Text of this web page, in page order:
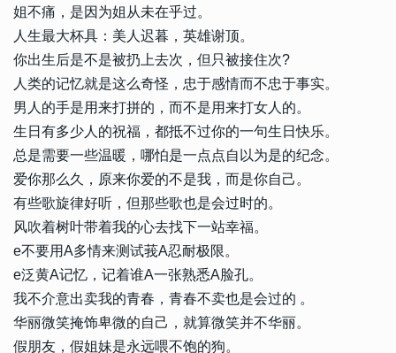
姐不痛，是因为姐从未在乎过。
人生最大杯具：美人迟暮，英雄谢顶。
你出生后是不是被扔上去次，但只被接住次?
人类的记忆就是这么奇怪，忠于感情而不忠于事实。
男人的手是用来打拼的，而不是用来打女人的。
生日有多少人的祝福，都抵不过你的一句生日快乐。
总是需要一些温暖，哪怕是一点点自以为是的纪念。
爱你那么久，原来你爱的不是我，而是你自己。
有些歌旋律好听，但那些歌也是会过时的。
风吹着树叶带着我的心去找下一站幸福。
e不要用A多情来测试莪A忍耐极限。
e泛黄A记忆，记着谁A一张熟悉A脸孔。
我不介意出卖我的青春，青春不卖也是会过的 。
华丽微笑掩饰卑微的自己，就算微笑并不华丽。
假朋友，假姐妹是永远喂不饱的狗。